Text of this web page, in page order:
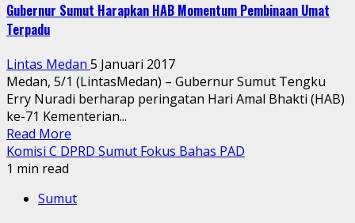
Gubernur Sumut Harapkan HAB Momentum Pembinaan Umat
Terpadu
Lintas Medan 5 Januari 2017
Medan, 5/1 (LintasMedan) – Gubernur Sumut Tengku
Erry Nuradi berharap peringatan Hari Amal Bhakti (HAB)
ke-71 Kementerian...
Read More
Komisi C DPRD Sumut Fokus Bahas PAD
1 min read
Sumut